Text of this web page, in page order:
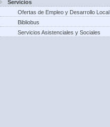
Servicios
Ofertas de Empleo y Desarrollo Local
Bibliobus
Servicios Asistenciales y Sociales